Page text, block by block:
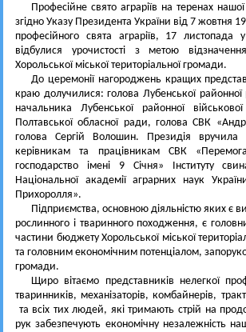
Професійне свято аграріїв на теренах
згідно Указу Президента України від 7 жовтня
професійного свята аграріїв, 17 листопада
відбулися урочистості з метою
Хорольської міської територіальної громади.
До церемонії нагороджень кращих
краю долучилися: голова Лубенської
начальника Лубенської районної
Полтавської обласної ради, голова СВК
голова Сергій Волошин. Президія вручила
керівникам та працівникам СВК
господарство імені 9 Січня» Інституту
Національної академії аграрних наук
Прихоролля».
Підприємства, основною діяльністю яких є
рослинного і тваринного походження, є
частини бюджету Хорольської міської
та головним економічним потенціалом,
громади.
Щиро вітаємо представників нелегкої
тваринників, механізаторів, комбайнерів,
та всіх тих людей, які тримають стрій на
рук забезпечують економічну незалежність